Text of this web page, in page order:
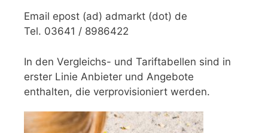
Email epost (ad) admarkt (dot) de
Tel. 03641 / 8986422
In den Vergleichs- und Tariftabellen sind in
erster Linie Anbieter und Angebote
enthalten, die verprovisioniert werden.